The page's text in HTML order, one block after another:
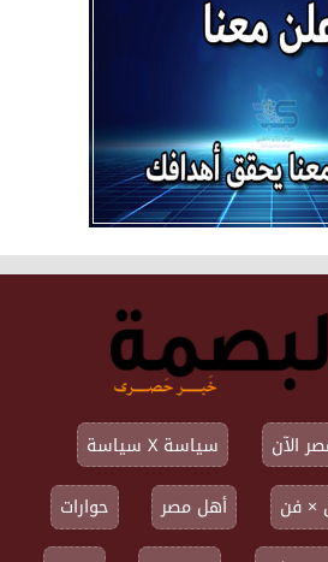
الآن
سياسة X سياسة
× فن أهل مصر
حوارات